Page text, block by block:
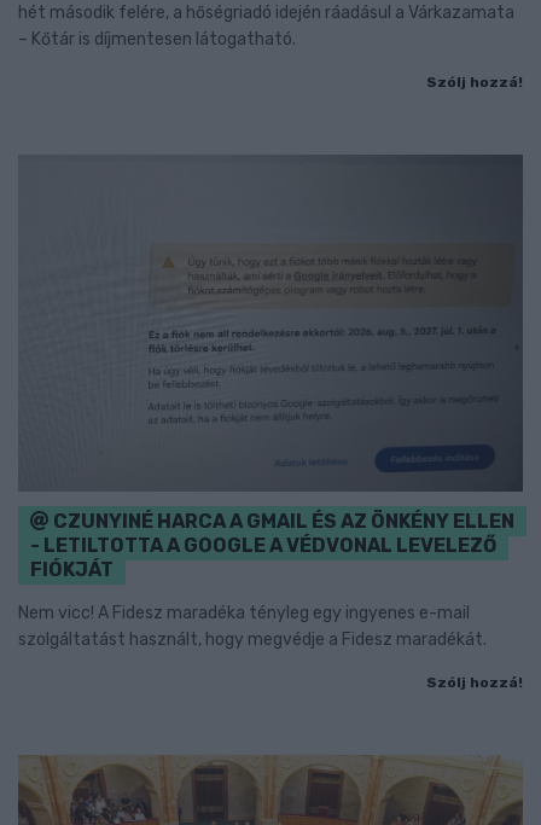
hét második felére, a hőségriadó idején ráadásul a Várkazamata
– Kőtár is díjmentesen látogatható.
Szólj hozzá!
CZUNYINÉ HARCA A GMAIL ÉS AZ ÖNKÉNY ELLEN
- LETILTOTTA A GOOGLE A VÉDVONAL LEVELEZŐ
FIÓKJÁT
Nem vicc! A Fidesz maradéka tényleg egy ingyenes e-mail
szolgáltatást használt, hogy megvédje a Fidesz maradékát.
Szólj hozzá!